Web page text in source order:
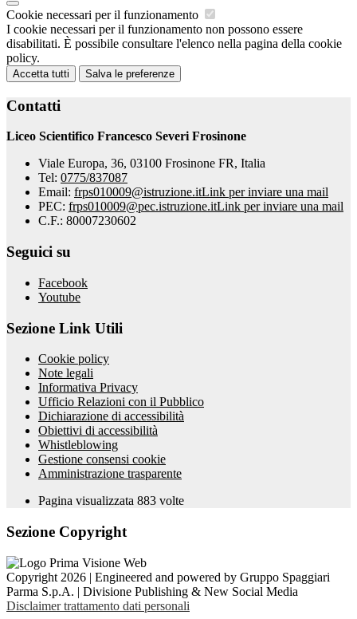
Cookie necessari per il funzionamento
I cookie necessari per il funzionamento non possono essere
disabilitati. È possibile consultare l'elenco nella pagina della cookie
policy.
Accetta tutti Salva le preferenze
Contatti
Liceo Scientifico Francesco Severi Frosinone
Viale Europa, 36, 03100 Frosinone FR, Italia
Tel: 0775/837087
Email: frps010009@istruzione.itLink per inviare una mail
PEC: frps010009@pec.istruzione.itLink per inviare una mail
C.F.: 80007230602
Seguici su
Facebook
Youtube
Sezione Link Utili
Cookie policy
Note legali
Informativa Privacy
Ufficio Relazioni con il Pubblico
Dichiarazione di accessibilità
Obiettivi di accessibilità
Whistleblowing
Gestione consensi cookie
Amministrazione trasparente
Pagina visualizzata 883 volte
Sezione Copyright
Copyright 2026 | Engineered and powered by Gruppo Spaggiari
Parma S.p.A. | Divisione Publishing & New Social Media
Disclaimer trattamento dati personali